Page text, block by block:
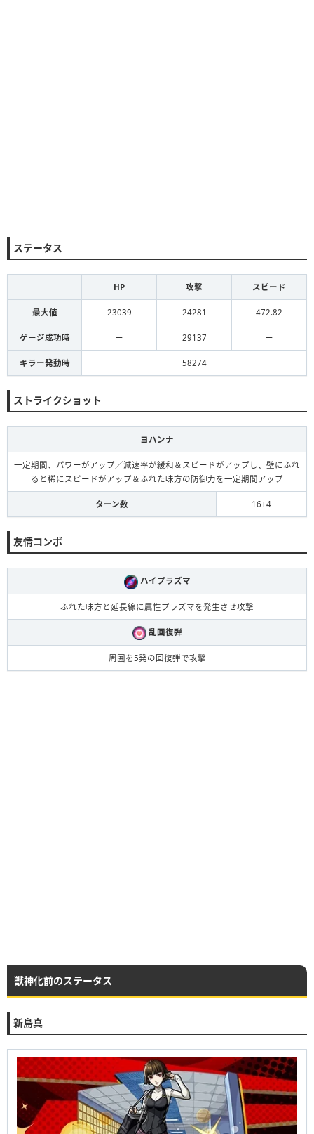
ステータス
HP 攻撃 スピード
最大値 23039 24281 472.82
ゲージ成功時 ー 29137 ー
キラー発動時 58274
ストライクショット
ヨハンナ
一定期間、パワーがアップ／減速率が緩和＆スピードがアップし、壁にふれ
ると稀にスピードがアップ＆ふれた味方の防御力を一定期間アップ
ターン数 16+4
友情コンボ
ハイプラズマ
ふれた味方と延長線に属性プラズマを発生させ攻撃
乱回復弾
周囲を5発の回復弾で攻撃
獣神化前のステータス
新島真